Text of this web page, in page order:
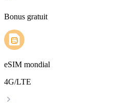
Bonus gratuit
eSIM mondial
4G/LTE